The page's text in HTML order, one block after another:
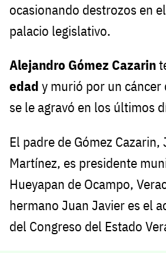
ocasionando destrozos en
palacio legislativo.
Alejandro Gómez Cazarin
edad y murió por un cáncer
se le agravó en los últimos
El padre de Gómez Cazarin,
Martínez, es presidente
Hueyapan de Ocampo,
hermano Juan Javier es el
del Congreso del Estado